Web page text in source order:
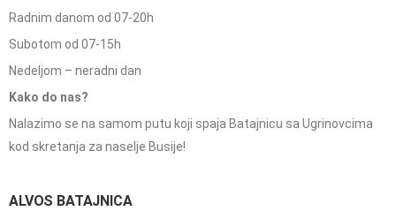
Radnim danom od 07-20h
Subotom od 07-15h
Nedeljom – neradni dan
Kako do nas?
Nalazimo se na samom putu koji spaja Batajnicu sa Ugrinovcima
kod skretanja za naselje Busije!
ALVOS BATAJNICA